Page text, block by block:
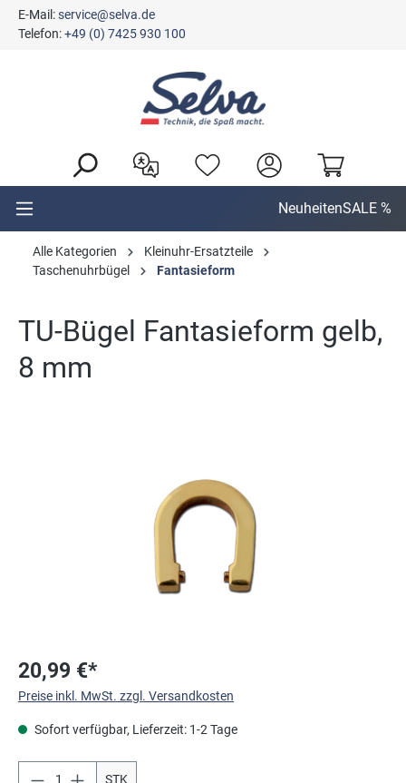
springen
E-Mail:service@selva.de
Telefon:+49 (0) 7425 930 100
NeuheitenSALE %
Alle Kategorien
Kleinuhr-Ersatzteile
Taschenuhrbügel
Fantasieform
TU-Bügel Fantasieform gelb,
8 mm
20,99 €*
Preise inkl. MwSt. zzgl. Versandkosten
Sofort verfügbar, Lieferzeit: 1-2 Tage
STK